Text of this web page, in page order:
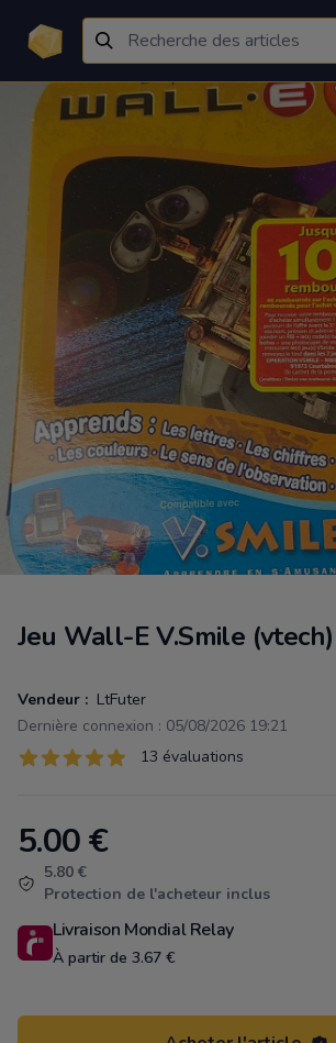
Jeu Wall-E V.Smile (vtech)
Vendeur : LtFuter
Dernière connexion : 05/08/2026 19:21
Évaluations
13 sur 5 étoiles 13 évaluations
Product information
5.00€
5.80 €
Protection de l'acheteur inclus
Livraison Mondial Relay
À partir de 3.67 €